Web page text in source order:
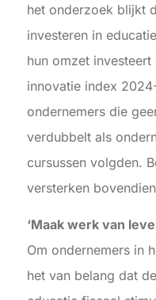
het onderzoek blijkt
investeren in
hun omzet
innovatie index
ondernemers die
verdubbelt als
cursussen volgden.
versterken
‘Maak werk van
Om ondernemers in
het van belang dat